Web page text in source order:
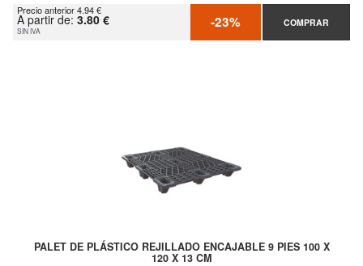
Precio anterior 4.94 €
A partir de: 3.80 €
SIN IVA -23% COMPRAR
PALET DE PLÁSTICO REJILLADO ENCAJABLE 9 PIES 100 X
120 X 13 CM